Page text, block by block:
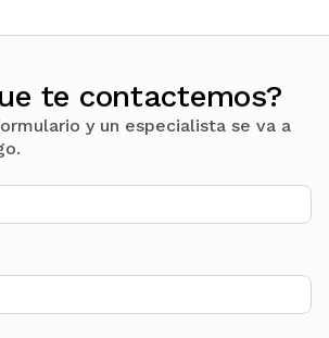
te contactemos?
y un especialista se va a